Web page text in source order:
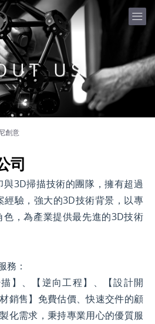
US
創意
司
3D掃描技術的團隊，擁有超過
經驗，強大的3D技術背景，以專
，為產業提供最先進的3D技術
務：
】、【逆向工程】、【設計開
銷售】免費估價、快速交件的顧
化需求，秉持專業用心的優質服